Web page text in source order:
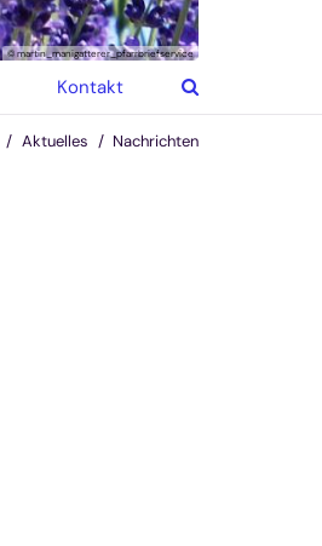
Kontakt
© martin_manigatterer_pfarrbriefservice
Aktuelles Nachrichten